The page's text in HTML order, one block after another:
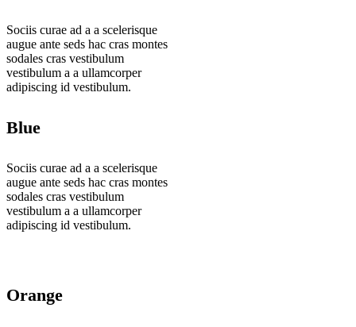
Sociis curae ad a a scelerisque
augue ante seds hac cras montes
sodales cras vestibulum
vestibulum a a ullamcorper
adipiscing id vestibulum.
Blue
Sociis curae ad a a scelerisque
augue ante seds hac cras montes
sodales cras vestibulum
vestibulum a a ullamcorper
adipiscing id vestibulum.
Orange